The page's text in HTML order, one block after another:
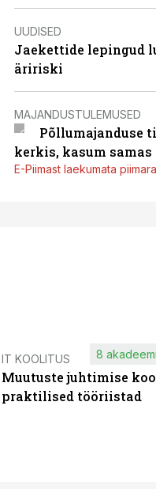
UUDISED
Jaekettide lepingud
äririski
MAJANDUSTULEMUSED
Põllumajanduse
kerkis, kasum
E-Piimast laekumata
IT KOOLITUS
Muutuste juhtimise
praktilised tööriistad
8